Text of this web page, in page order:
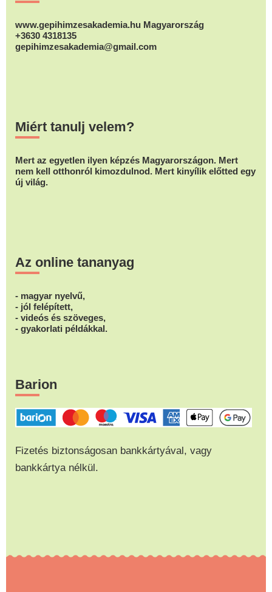
www.gepihimzesakademia.hu Magyarország
+3630 4318135
gepihimzesakademia@gmail.com
Miért tanulj velem?
Mert az egyetlen ilyen képzés Magyarországon. Mert
nem kell otthonról kimozdulnod. Mert kinyílik előtted egy
új világ.
Az online tananyag
- magyar nyelvű,
- jól felépített,
- videós és szöveges,
- gyakorlati példákkal.
Barion
Fizetés biztonságosan bankkártyával, vagy
bankkártya nélkül.